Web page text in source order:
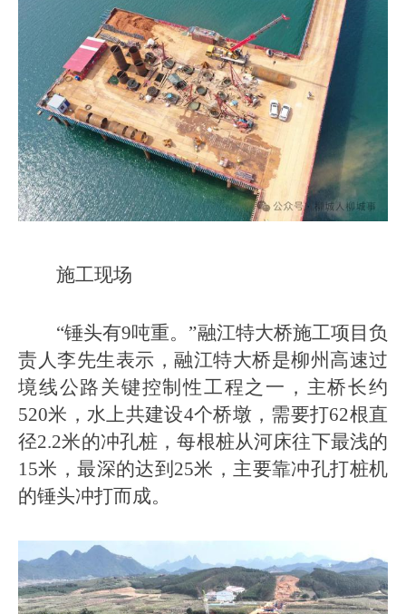
施工现场
“锤头有9吨重。”融江特大桥施工项目负
责人李先生表示，融江特大桥是柳州高速过
境线公路关键控制性工程之一，主桥长约
520米，水上共建设4个桥墩，需要打62根直
径2.2米的冲孔桩，每根桩从河床往下最浅的
15米，最深的达到25米，主要靠冲孔打桩机
的锤头冲打而成。